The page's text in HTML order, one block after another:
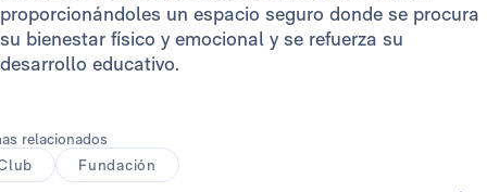
proporcionándoles un espacio seguro donde se procura
su bienestar físico y emocional y se refuerza su
desarrollo educativo.
relacionados
Fundación